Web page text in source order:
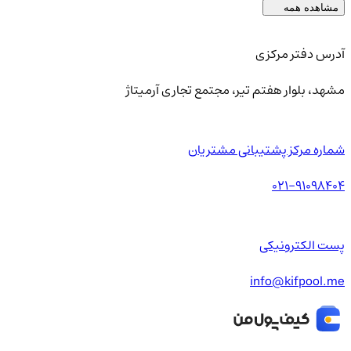
مشاهده همه
آدرس دفتر مرکزی
مشهد، بلوار هفتم تیر، مجتمع تجاری آرمیتاژ
شماره مرکز پشتیبانی مشتریان
021-91098404
پست الکترونیکی
info@kifpool.me